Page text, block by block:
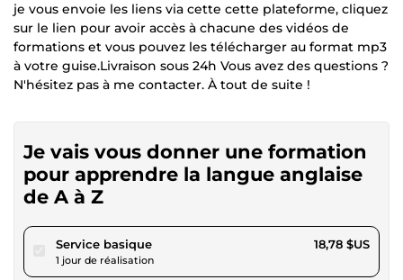
je vous envoie les liens via cette cette plateforme, cliquez
sur le lien pour avoir accès à chacune des vidéos de
formations et vous pouvez les télécharger au format mp3
à votre guise.Livraison sous 24h Vous avez des questions ?
N'hésitez pas à me contacter. À tout de suite !
Je vais vous donner une formation
pour apprendre la langue anglaise
de A à Z
Service basiquepour 17,30 $US
1 jour de réalisation
18,78 $US